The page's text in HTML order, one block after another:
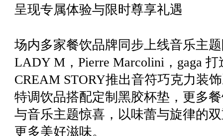
呈现专属体验与限时尊享礼遇
场内多家餐饮品牌同步上线音乐主
LADY M，Pierre Marcolini，gaga
CREAM STORY推出音符巧克力装
特调饮品搭配定制黑胶杯垫，更多
与音乐主题惊喜，以味蕾与旋律的
更多美好滋味。